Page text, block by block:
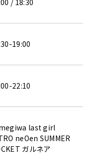
/ 18:30
19:00
22:10
last girl
neOen SUMMER
ガルネア